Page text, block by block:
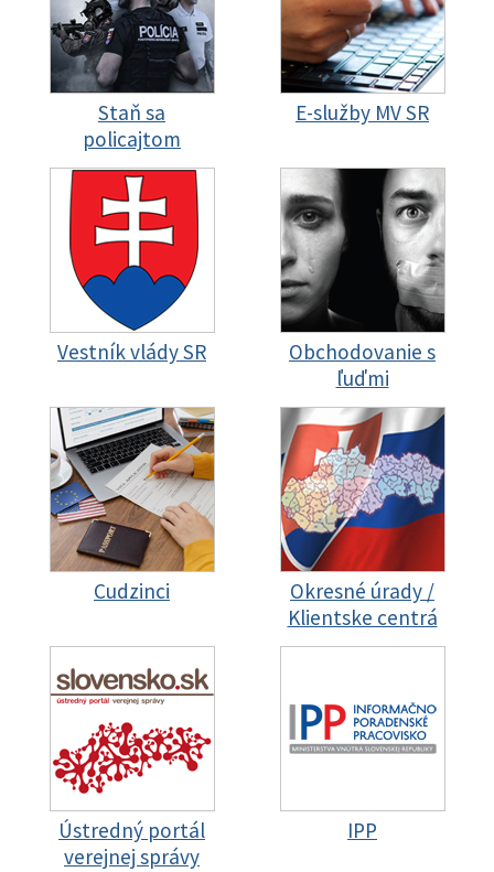
Staň sa
policajtom
E-služby MV SR
Vestník vlády SR
Obchodovanie s
ľuďmi
Cudzinci
Okresné úrady /
Klientske centrá
Ústredný portál
verejnej správy
IPP